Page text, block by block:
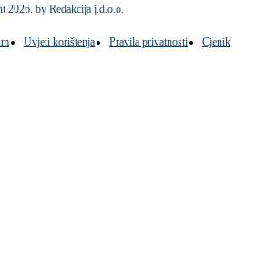
2026. by Redakcija j.d.o.o.
Uvjeti korištenja Pravila privatnosti
Cjenik